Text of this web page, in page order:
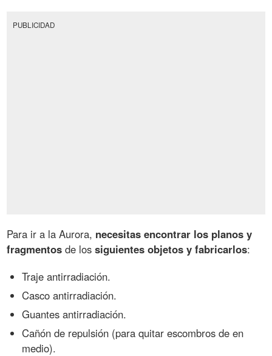
PUBLICIDAD
Para ir a la Aurora, necesitas encontrar los planos y
fragmentos de lossiguientes objetos y fabricarlos:
Traje antirradiación.
Casco antirradiación.
Guantes antirradiación.
Cañón de repulsión (para quitar escombros de en
medio).